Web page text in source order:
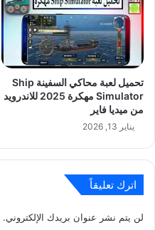
تحميل لعبة محاكي السفينة Ship
Simulator مهكرة 2025 للاندرويد
من ميديا فاير
يناير 13, 2026
اترك تعليقاً
لن يتم نشر عنوان بريدك الإلكتروني.